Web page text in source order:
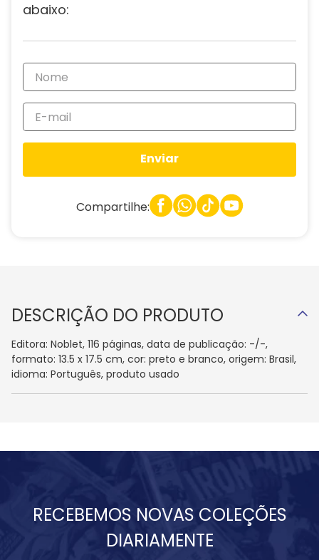
abaixo:
Enviar
Compartilhe:
DESCRIÇÃO DO PRODUTO
Editora: Noblet, 116 páginas, data de publicação: -/-,
formato: 13.5 x 17.5 cm, cor: preto e branco, origem: Brasil,
idioma: Português, produto usado
RECEBEMOS NOVAS COLEÇÕES
DIARIAMENTE